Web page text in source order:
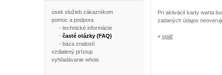
úsek služieb zákazníkom
pomoc a podpora
- technické informácie
- časté otázky (FAQ)
- báza znalostí
vzdialený prístup
vyhľadávanie whois
Pri aktivácií karty warta
zadaných údajov
« späť